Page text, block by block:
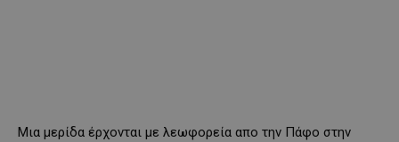
Μια μερίδα έρχονται με λεωφορεία απο την Πάφο στην